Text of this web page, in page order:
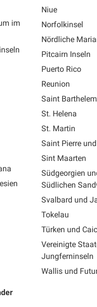
im
Niue
Norfolkinsel
Nördliche
Pitcairn Inseln
Puerto Rico
Reunion
Saint
St. Helena
St. Martin
Saint Pierre
Sint Maarten
Südgeorgien
Südlichen
Svalbard und
Tokelau
Türken und
Vereinigte
Jungferninseln
Wallis und